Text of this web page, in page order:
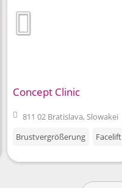
Concept Clinic
811 02 Bratislava, Slowakei
Brustvergrößerung
Facelift